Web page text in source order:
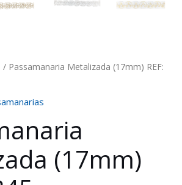
/ Passamanaria Metalizada (17mm) REF:
(17mm)